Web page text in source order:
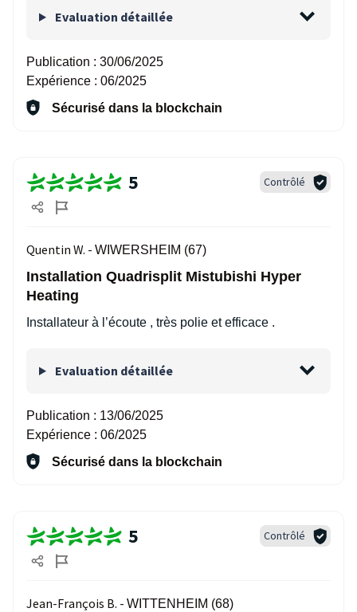
Evaluation détaillée
Publication : 30/06/2025
Expérience : 06/2025
Sécurisé dans la blockchain
5 Contrôlé
Quentin W. - WIWERSHEIM (67)
Installation Quadrisplit Mistubishi Hyper
Heating
Installateur à l’écoute , très polie et efficace .
Evaluation détaillée
Publication : 13/06/2025
Expérience : 06/2025
Sécurisé dans la blockchain
5 Contrôlé
Jean-François B. - WITTENHEIM (68)